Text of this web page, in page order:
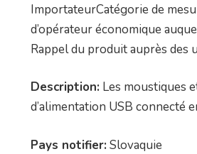
ImportateurCatégorie de
d’opérateur économique
Rappel du produit auprès des
Description: Les moustiques
d’alimentation USB connecté
Pays notifier: Slovaquie